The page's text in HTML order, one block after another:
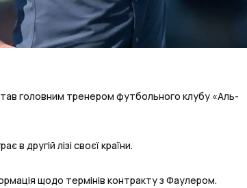
головним тренером футбольного клубу «Аль-
в другій лізі своєї країни.
щодо термінів контракту з Фаулером.